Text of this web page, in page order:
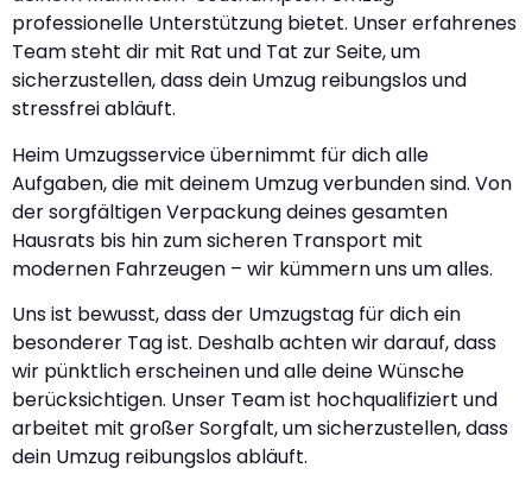
professionelle Unterstützung bietet. Unser erfahrenes
Team steht dir mit Rat und Tat zur Seite, um
sicherzustellen, dass dein Umzug reibungslos und
stressfrei abläuft.
Heim Umzugsservice übernimmt für dich alle
Aufgaben, die mit deinem Umzug verbunden sind. Von
der sorgfältigen Verpackung deines gesamten
Hausrats bis hin zum sicheren Transport mit
modernen Fahrzeugen – wir kümmern uns um alles.
Uns ist bewusst, dass der Umzugstag für dich ein
besonderer Tag ist. Deshalb achten wir darauf, dass
wir pünktlich erscheinen und alle deine Wünsche
berücksichtigen. Unser Team ist hochqualifiziert und
arbeitet mit großer Sorgfalt, um sicherzustellen, dass
dein Umzug reibungslos abläuft.